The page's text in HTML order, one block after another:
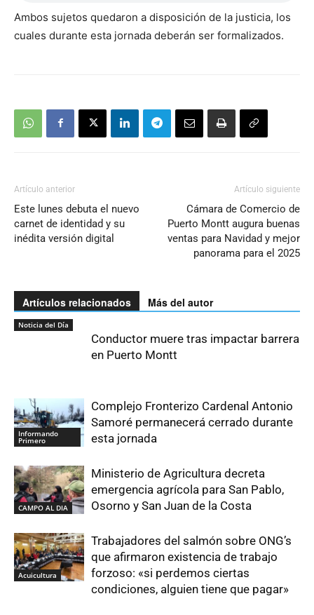
Ambos sujetos quedaron a disposición de la justicia, los
cuales durante esta jornada deberán ser formalizados.
Artículo anterior
Este lunes debuta el nuevo
carnet de identidad y su
inédita versión digital
Artículo siguiente
Cámara de Comercio de
Puerto Montt augura buenas
ventas para Navidad y mejor
panorama para el 2025
Artículos relacionados Más del autor
Noticia del Día
Conductor muere tras impactar barrera
en Puerto Montt
Informando
Primero
Complejo Fronterizo Cardenal Antonio
Samoré permanecerá cerrado durante
esta jornada
CAMPO AL DIA
Ministerio de Agricultura decreta
emergencia agrícola para San Pablo,
Osorno y San Juan de la Costa
Acuicultura
Trabajadores del salmón sobre ONG’s
que afirmaron existencia de trabajo
forzoso: «si perdemos ciertas
condiciones, alguien tiene que pagar»